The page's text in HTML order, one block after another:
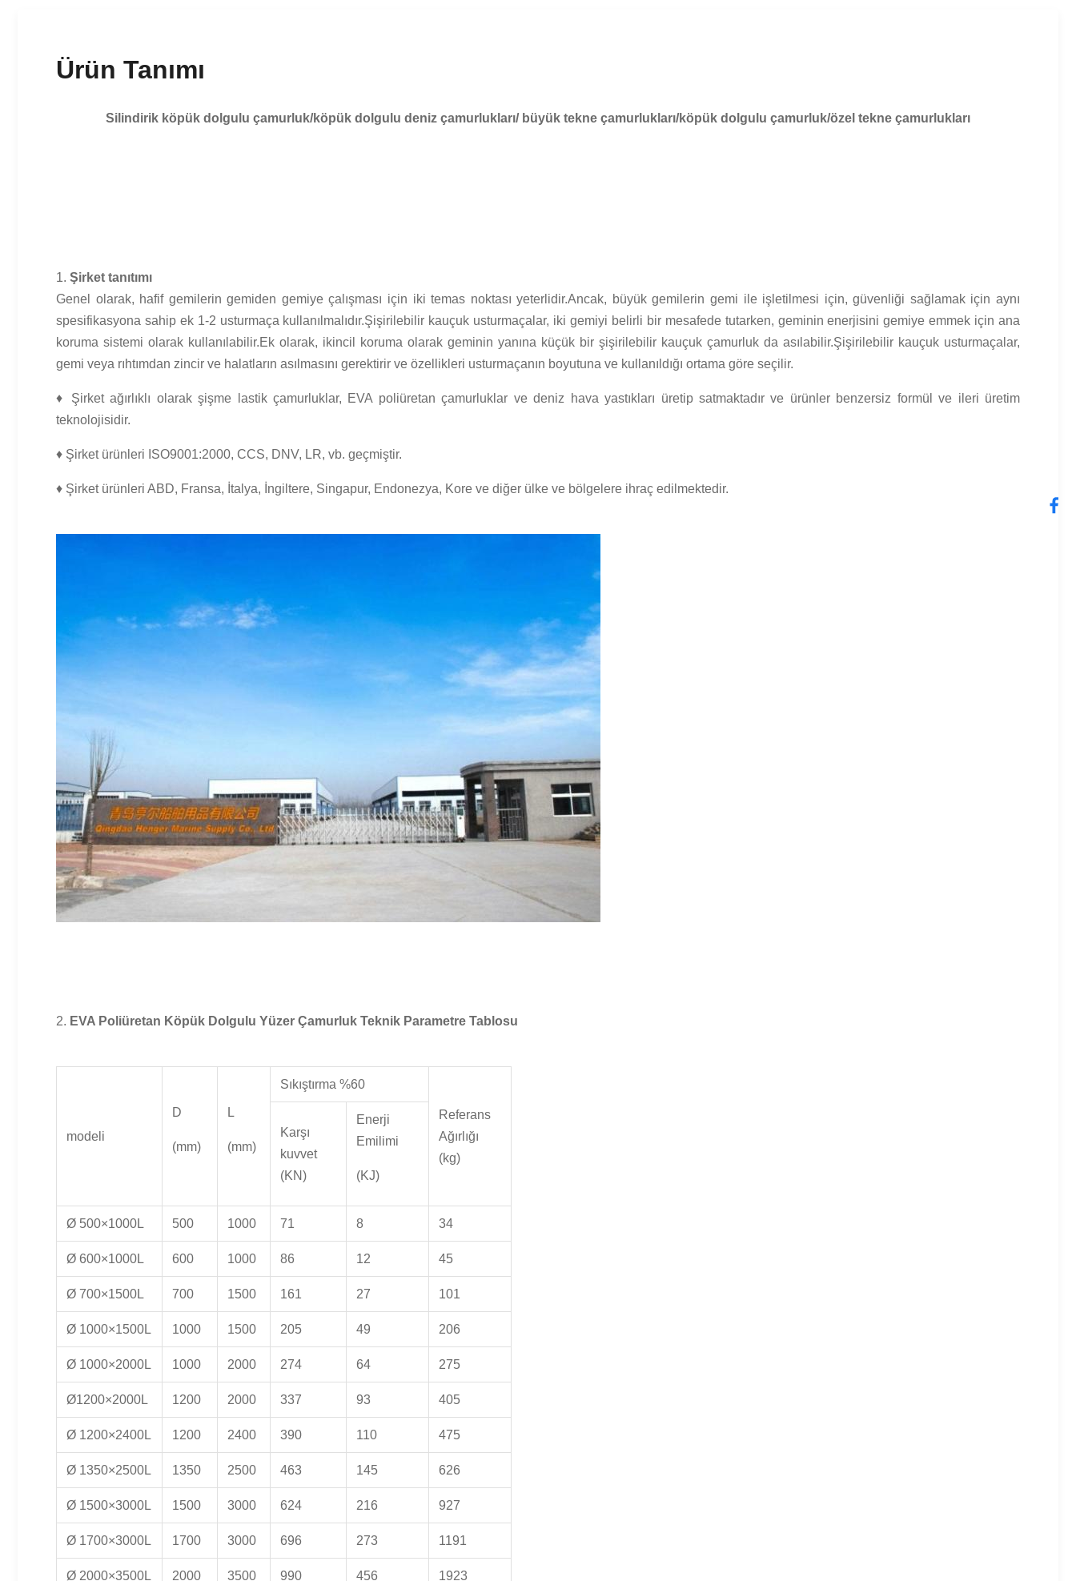
Ürün Tanımı
Silindirik köpük dolgulu çamurluk/köpük dolgulu deniz çamurlukları/ büyük tekne çamurlukları/köpük dolgulu çamurluk/özel tekne çamurlukları
1. Şirket tanıtımı
Genel olarak, hafif gemilerin gemiden gemiye çalışması için iki temas noktası yeterlidir.Ancak, büyük gemilerin gemi ile işletilmesi için, güvenliği sağlamak için aynı
spesifikasyona sahip ek 1-2 usturmaça kullanılmalıdır.Şişirilebilir kauçuk usturmaçalar, iki gemiyi belirli bir mesafede tutarken, geminin enerjisini gemiye emmek için ana
koruma sistemi olarak kullanılabilir.Ek olarak, ikincil koruma olarak geminin yanına küçük bir şişirilebilir kauçuk çamurluk da asılabilir.Şişirilebilir kauçuk usturmaçalar,
gemi veya rıhtımdan zincir ve halatların asılmasını gerektirir ve özellikleri usturmaçanın boyutuna ve kullanıldığı ortama göre seçilir.
♦ Şirket ağırlıklı olarak şişme lastik çamurluklar, EVA poliüretan çamurluklar ve deniz hava yastıkları üretip satmaktadır ve ürünler benzersiz formül ve ileri üretim
teknolojisidir.
♦ Şirket ürünleri ISO9001:2000, CCS, DNV, LR, vb. geçmiştir.
♦ Şirket ürünleri ABD, Fransa, İtalya, İngiltere, Singapur, Endonezya, Kore ve diğer ülke ve bölgelere ihraç edilmektedir.
2. EVA Poliüretan Köpük Dolgulu Yüzer Çamurluk Teknik Parametre Tablosu
modeli
D
(mm)
L
(mm)
Sıkıştırma %60
Referans
Ağırlığı
(kg)
Karşı
kuvvet
(KN)
Enerji
Emilimi
(KJ)
Ø 500×1000L 500 1000 71 8 34
Ø 600×1000L 600 1000 86 12 45
Ø 700×1500L 700 1500 161 27 101
Ø 1000×1500L 1000 1500 205 49 206
Ø 1000×2000L 1000 2000 274 64 275
Ø1200×2000L 1200 2000 337 93 405
Ø 1200×2400L 1200 2400 390 110 475
Ø 1350×2500L 1350 2500 463 145 626
Ø 1500×3000L 1500 3000 624 216 927
Ø 1700×3000L 1700 3000 696 273 1191
Ø 2000×3500L 2000 3500 990 456 1923